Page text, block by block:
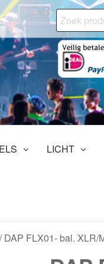
Zoeken
naar:
LICHT
/ DAP FLX01- bal. XLR/